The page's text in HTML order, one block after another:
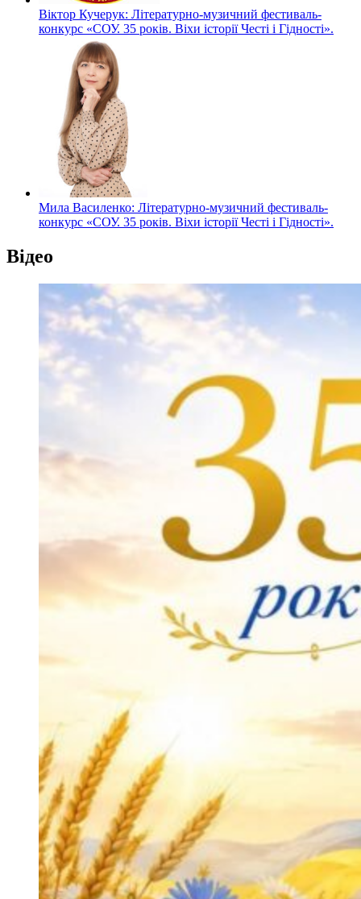
Віктор Кучерук: Літературно-музичний фестиваль-
конкурс «СОУ. 35 років. Віхи історії Честі і Гідності».
Мила Василенко: Літературно-музичний фестиваль-
конкурс «СОУ. 35 років. Віхи історії Честі і Гідності».
Відео